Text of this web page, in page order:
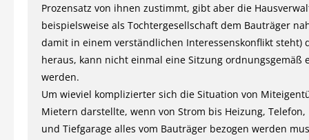
Prozensatz von ihnen zustimmt, gibt aber die
beispielsweise als Tochtergesellschaft dem Bauträger
damit in einem verständlichen Interessenskonflikt steht)
heraus, kann nicht einmal eine Sitzung ordnungsgemäß
werden.
Um wieviel komplizierter sich die Situation von
Mietern darstellte, wenn von Strom bis Heizung,
und Tiefgarage alles vom Bauträger bezogen werden